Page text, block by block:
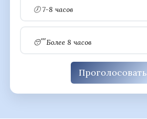
🕖 7-8 часов
😴 Более 8 часов
Проголосовать